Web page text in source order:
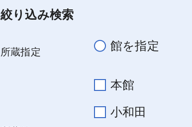
絞り込み検索
所蔵指定 館を指定
本館
小和田